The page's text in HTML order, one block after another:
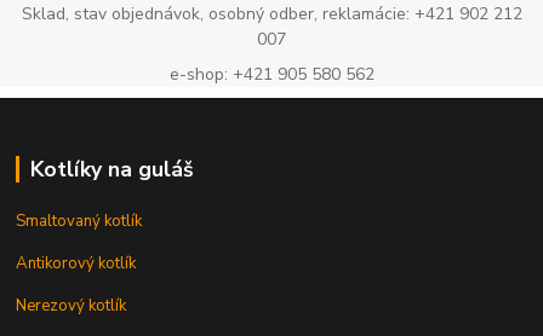
Sklad, stav objednávok, osobný odber, reklamácie: +421 902 212
007
e-shop: +421 905 580 562
Kotlíky na guláš
Smaltovaný kotlík
Antikorový kotlík
Nerezový kotlík